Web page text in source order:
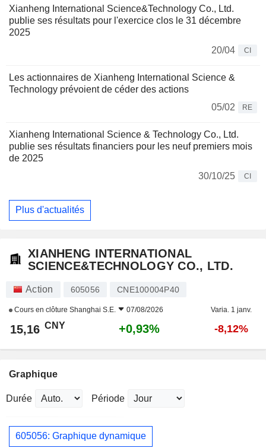
Xianheng International Science&Technology Co., Ltd.
publie ses résultats pour l'exercice clos le 31 décembre
2025
20/04
CI
Les actionnaires de Xianheng International Science &
Technology prévoient de céder des actions
05/02
RE
Xianheng International Science & Technology Co., Ltd.
publie ses résultats financiers pour les neuf premiers mois
de 2025
30/10/25
CI
Plus d'actualités
XIANHENG INTERNATIONAL
SCIENCE&TECHNOLOGY CO., LTD.
Action 605056 CNE100004P40
Cours en clôture Shanghai S.E. 07/08/2026 Varia. 1 janv.
15,16 CNY +0,93% -8,12%
Graphique
Durée Période
605056: Graphique dynamique